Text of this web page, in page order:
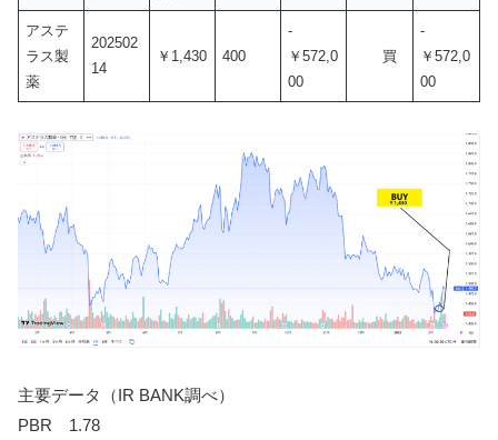
アステ
ラス製
薬
202502
14
￥1,430 400
-
￥572,0
00
買
-
￥572,0
00
主要データ（IR BANK調べ）
PBR 1.78